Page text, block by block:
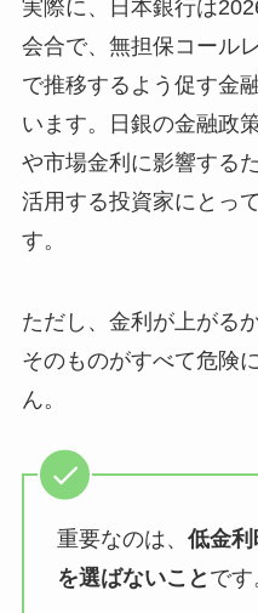
実際に、日本銀行は
会合で、無担保コール
で推移するよう促す金
います。日銀の金融政
や市場金利に影響する
活用する投資家にとっ
す。
ただし、金利が上がる
そのものがすべて危険
ん。
重要なのは、 低金
を選ばないこと です